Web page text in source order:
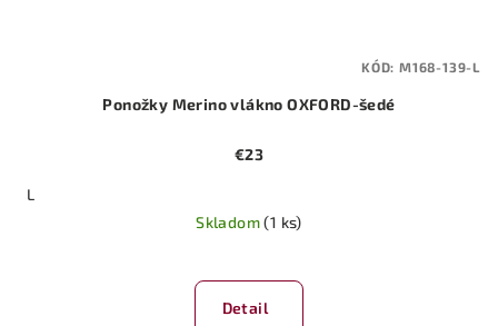
Ponožky Merino vlákno OXFORD-šedé
€23
L
Skladom(1 ks)
Detail
KÓD: M168-139-L